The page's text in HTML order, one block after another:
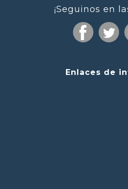
¡Seguinos en
Enlaces de